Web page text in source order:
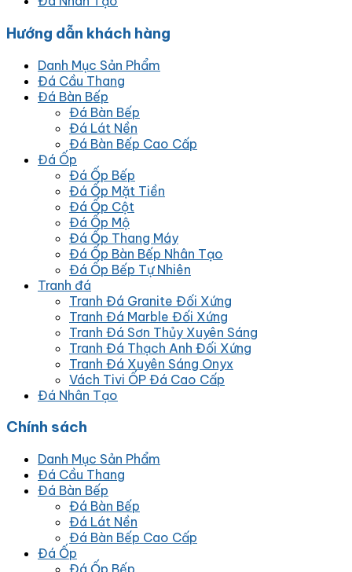
Hướng dẫn khách hàng
Danh Mục Sản Phẩm
Đá Cầu Thang
Đá Bàn Bếp
Đá Bàn Bếp
Đá Lát Nền
Đá Bàn Bếp Cao Cấp
Đá Ốp
Đá Ốp Bếp
Đá Ốp Mặt Tiền
Đá Ốp Cột
Đá Ốp Mộ
Đá Ốp Thang Máy
Đá Ốp Bàn Bếp Nhân Tạo
Đá Ốp Bếp Tự Nhiên
Tranh đá
Tranh Đá Granite Đối Xứng
Tranh Đá Marble Đối Xứng
Tranh Đá Sơn Thủy Xuyên Sáng
Tranh Đá Thạch Anh Đối Xứng
Tranh Đá Xuyên Sáng Onyx
Vách Tivi ỐP Đá Cao Cấp
Đá Nhân Tạo
Chính sách
Danh Mục Sản Phẩm
Đá Cầu Thang
Đá Bàn Bếp
Đá Bàn Bếp
Đá Lát Nền
Đá Bàn Bếp Cao Cấp
Đá Ốp